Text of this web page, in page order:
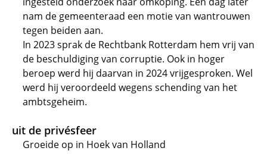
nam de gemeenteraad een motie van wantrouwen
tegen beiden aan.
In 2023 sprak de Rechtbank Rotterdam hem vrij van
de beschuldiging van corruptie. Ook in hoger
beroep werd hij daarvan in 2024 vrijgesproken. Wel
werd hij veroordeeld wegens schending van het
ambtsgeheim.
uit de privésfeer
Groeide op in Hoek van Holland